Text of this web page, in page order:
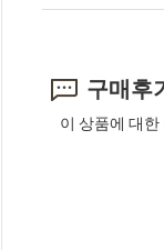
구매후
이 상품에 대